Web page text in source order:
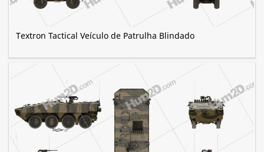
Textron Tactical Veículo de Patrulha Blindado